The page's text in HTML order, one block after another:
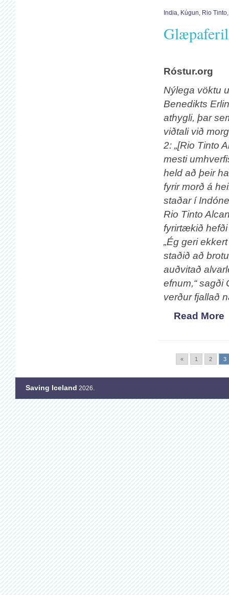
India, Kúgun, Rio Tinto
Róstur.org
Nýlega vöktu
Benedikts
athygli, þar
viðtali við
2: „[Rio Tinto
mesti
held að þeir
fyrir morð á
staðar í
Rio Tinto
fyrirtækið
„Ég geri
staðið að
auðvitað
efnum,“ sagði
verður fjallað
Read More
« 1 2 3
Saving Iceland 2026.